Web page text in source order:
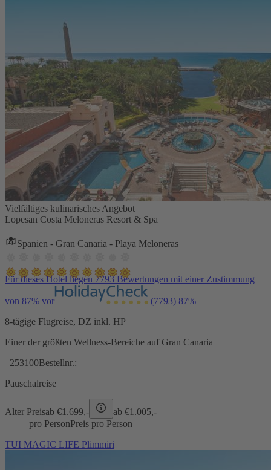
Vielfältiges kulinarisches Angebot
Lopesan Costa Meloneras Resort & Spa
Spanien - Gran Canaria - Playa Meloneras
Für dieses Hotel liegen 7793 Bewertungen mit einer Zustimmung
von 87% vor (7793) 87%
8-tägige Flugreise, DZ inkl. HP
Einer der größten Wellness-Bereiche auf Gran Canaria
253100Bestellnr.:
Pauschalreise
Alter Preisab €1.699,- ab €1.005,-
pro PersonPreis pro Person
TUI MAGIC LIFE Plimmiri